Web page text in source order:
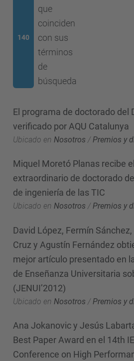
140
que
coinciden
con sus
términos
de
búsqueda
El programa de doctorado del
verificado por AQU Catalunya
Ubicado en Nosotros / Premios y
Miquel Moretó Planas recibe
extraordinario de doctorado
de ingeniería de las TIC
Ubicado en Nosotros /Premios y
David López, Fermín
Cruz y Agustín Fernández
mejor artículo presentado en
de Enseñanza Universitaria
(JENUI’2012)
Ubicado en Nosotros / Premios y
Ana Jokanovic y Jesús
Best Paper Award en el 14th
Conference on High